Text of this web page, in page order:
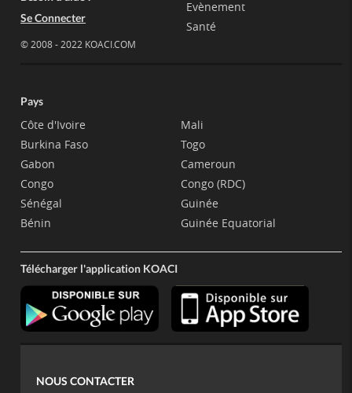
Se Connecter
© 2008 - 2022 KOACI.COM
Evènement
Santé
Pays
Côte d'Ivoire
Burkina Faso
Gabon
Congo
Sénégal
Bénin
Mali
Togo
Cameroun
Congo (RDC)
Guinée
Guinée Equatorial
Télécharger l'application KOACI
NOUS CONTACTER